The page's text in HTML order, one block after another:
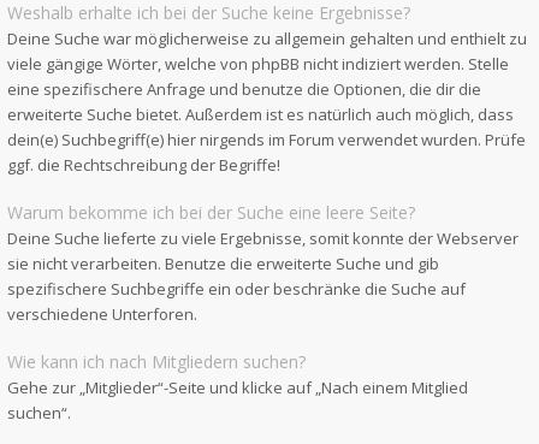
Weshalb erhalte ich bei der Suche keine Ergebnisse?
Deine Suche war möglicherweise zu allgemein gehalten und enthielt zu
viele gängige Wörter, welche von phpBB nicht indiziert werden. Stelle
eine spezifischere Anfrage und benutze die Optionen, die dir die
erweiterte Suche bietet. Außerdem ist es natürlich auch möglich, dass
dein(e) Suchbegriff(e) hier nirgends im Forum verwendet wurden. Prüfe
ggf. die Rechtschreibung der Begriffe!
Warum bekomme ich bei der Suche eine leere Seite?
Deine Suche lieferte zu viele Ergebnisse, somit konnte der Webserver
sie nicht verarbeiten. Benutze die erweiterte Suche und gib
spezifischere Suchbegriffe ein oder beschränke die Suche auf
verschiedene Unterforen.
Wie kann ich nach Mitgliedern suchen?
Gehe zur „Mitglieder“-Seite und klicke auf „Nach einem Mitglied
suchen“.